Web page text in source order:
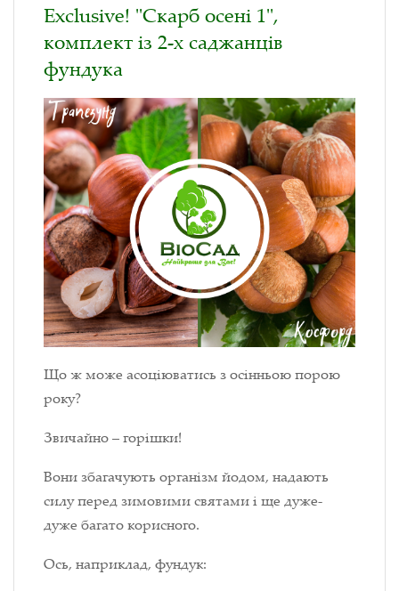
Exclusive! "Скарб осені 1",
комплект із 2-х саджанців
фундука
Що ж може асоціюватись з осінньою порою
року?
Звичайно – горішки!
Вони збагачують організм йодом, надають
силу перед зимовими святами і ще дуже-
дуже багато корисного.
Ось, наприклад, фундук: